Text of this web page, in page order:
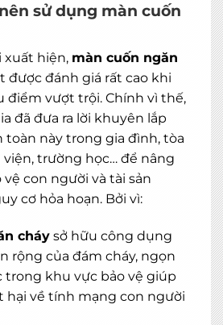
sử dụng màn cuốn
xuất hiện, màn cuốn ngăn
được đánh giá rất cao khi
điểm vượt trội. Chính vì thế,
đã đưa ra lời khuyên lắp
toàn này trong gia đình, tòa
trường học… để nâng
con người và tài sản
cơ hỏa hoạn. Bởi vì:
cháy sở hữu công dụng
rộng của đám cháy, ngọn
trong khu vực bảo vệ giúp
về tính mạng con người